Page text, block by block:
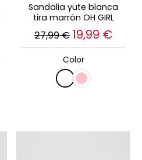
Sandalia yute blanca
tira marrón OH GIRL
27,99 € 19,99 €
Color